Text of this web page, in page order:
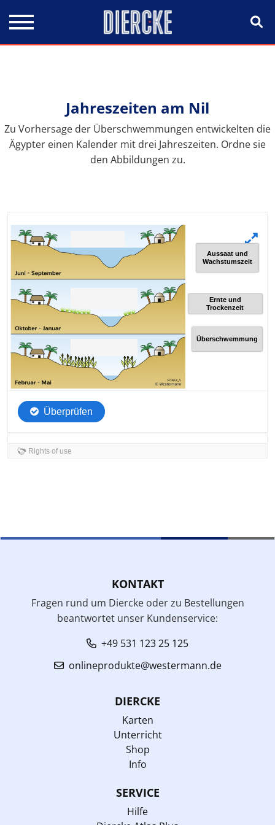
Jahreszeiten am Nil
Zu Vorhersage der Überschwemmungen entwickelten die
Ägypter einen Kalender mit drei Jahreszeiten. Ordne sie
den Abbildungen zu.
KONTAKT
Fragen rund um Diercke oder zu Bestellungen
beantwortet unser Kundenservice:
+49 531 123 25 125
onlineprodukte@westermann.de
DIERCKE
Karten
Unterricht
Shop
Info
SERVICE
Hilfe